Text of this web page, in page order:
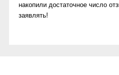
накопили достаточное число
заявлять!